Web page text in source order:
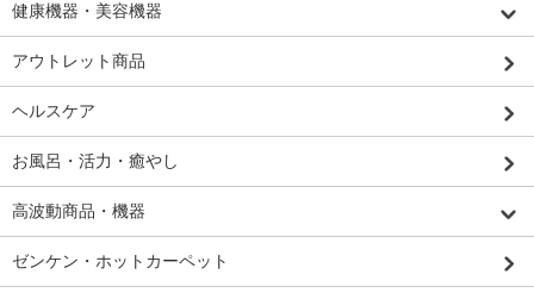
健康機器・美容機器
アウトレット商品
ヘルスケア
お風呂・活力・癒やし
高波動商品・機器
ゼンケン・ホットカーペット